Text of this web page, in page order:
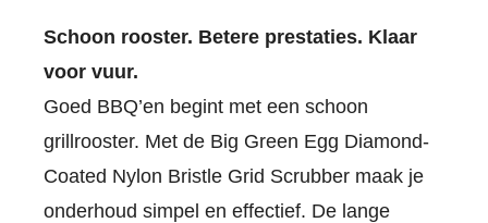
Schoon rooster. Betere prestaties. Klaar
voor vuur.
Goed BBQ’en begint met een schoon
grillrooster. Met de Big Green Egg Diamond-
Coated Nylon Bristle Grid Scrubber maak je
onderhoud simpel en effectief. De lange